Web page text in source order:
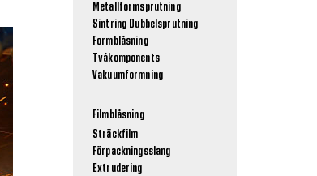
Metallformsprutning
Sintring Dubbelsprutning
Formblåsning
Tvåkomponents
Vakuumformning
Filmblåsning
Sträckfilm
Förpackningsslang
Extrudering